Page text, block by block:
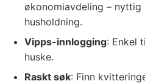
økonomiavdeling – nyttig
husholdning.
Vipps-innlogging: Enkel
huske.
Raskt søk: Finn